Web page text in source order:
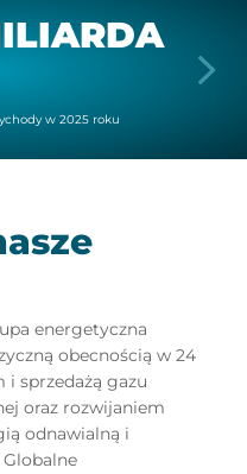
w 2025 ro­ku
energetyczna
obecnością w 24
i sprzedażą gazu
oraz rozwijaniem
odnawialną i